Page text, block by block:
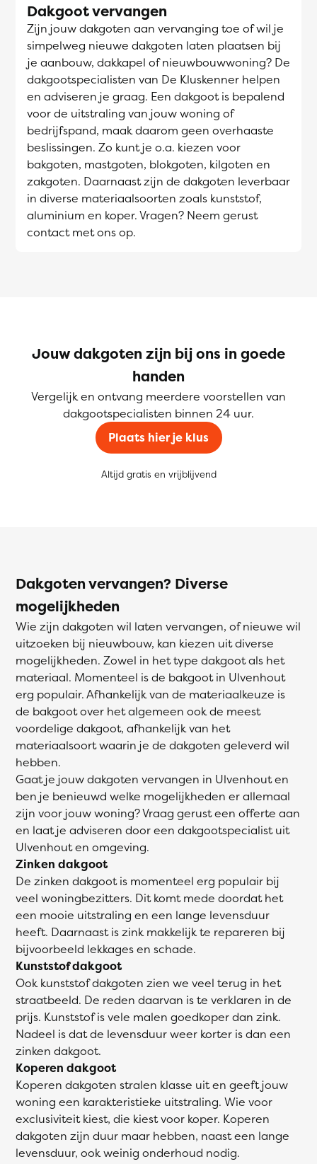
Dakgoot vervangen
Zijn jouw dakgoten aan vervanging toe of wil je
simpelweg nieuwe dakgoten laten plaatsen bij
je aanbouw, dakkapel of nieuwbouwwoning? De
dakgootspecialisten van De Kluskenner helpen
en adviseren je graag. Een dakgoot is bepalend
voor de uitstraling van jouw woning of
bedrijfspand, maak daarom geen overhaaste
beslissingen. Zo kunt je o.a. kiezen voor
bakgoten, mastgoten, blokgoten, kilgoten en
zakgoten. Daarnaast zijn de dakgoten leverbaar
in diverse materiaalsoorten zoals kunststof,
aluminium en koper. Vragen? Neem gerust
contact met ons op.
Jouw dakgoten zijn bij ons in goede
handen
Vergelijk en ontvang meerdere voorstellen van
dakgootspecialisten binnen 24 uur.
Plaats hier je klus
Altijd gratis en vrijblijvend
Dakgoten vervangen? Diverse
mogelijkheden
Wie zijn dakgoten wil laten vervangen, of nieuwe wil
uitzoeken bij nieuwbouw, kan kiezen uit diverse
mogelijkheden. Zowel in het type dakgoot als het
materiaal. Momenteel is de bakgoot in Ulvenhout
erg populair. Afhankelijk van de materiaalkeuze is
de bakgoot over het algemeen ook de meest
voordelige dakgoot, afhankelijk van het
materiaalsoort waarin je de dakgoten geleverd wil
hebben.
Gaat je jouw dakgoten vervangen in Ulvenhout en
ben je benieuwd welke mogelijkheden er allemaal
zijn voor jouw woning? Vraag gerust een offerte aan
en laat je adviseren door een dakgootspecialist uit
Ulvenhout en omgeving.
Zinken dakgoot
De zinken dakgoot is momenteel erg populair bij
veel woningbezitters. Dit komt mede doordat het
een mooie uitstraling en een lange levensduur
heeft. Daarnaast is zink makkelijk te repareren bij
bijvoorbeeld lekkages en schade.
Kunststof dakgoot
Ook kunststof dakgoten zien we veel terug in het
straatbeeld. De reden daarvan is te verklaren in de
prijs. Kunststof is vele malen goedkoper dan zink.
Nadeel is dat de levensduur weer korter is dan een
zinken dakgoot.
Koperen dakgoot
Koperen dakgoten stralen klasse uit en geeft jouw
woning een karakteristieke uitstraling. Wie voor
exclusiviteit kiest, die kiest voor koper. Koperen
dakgoten zijn duur maar hebben, naast een lange
levensduur, ook weinig onderhoud nodig.